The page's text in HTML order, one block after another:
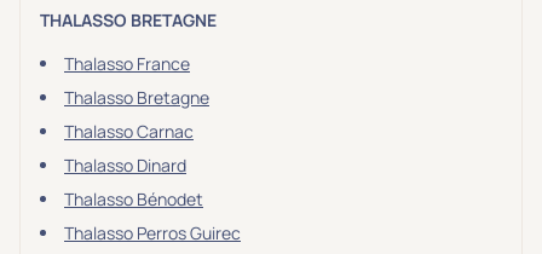
THALASSO BRETAGNE
Thalasso France
Thalasso Bretagne
Thalasso Carnac
Thalasso Dinard
Thalasso Bénodet
Thalasso Perros Guirec